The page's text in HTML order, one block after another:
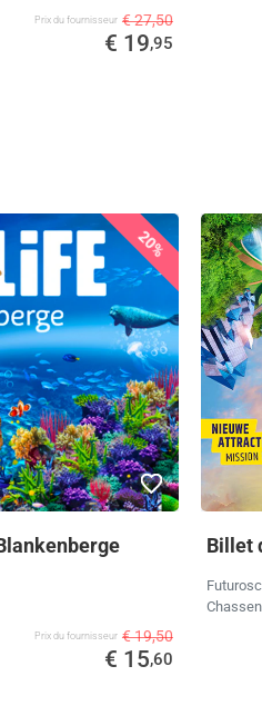
Prix ​​du fournisseur € 27,50
€ 19,95
20%
Prix ​​du fournisseur € 19,50
€ 15,60
Billet